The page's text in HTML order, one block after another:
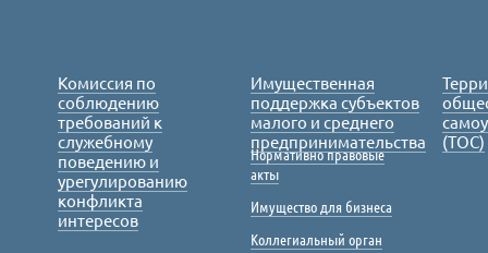
Комиссия по
соблюдению
требований к
служебному
поведению и
урегулированию
конфликта
интересов
Имущественная
поддержка субъектов
малого и среднего
предпринимательства
Нормативно правовые
акты
Имущество для бизнеса
Коллегиальный орган
(ТОС)